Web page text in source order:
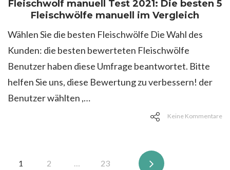
Fleischwolf manuell Test 2021: Die besten 5
Fleischwölfe manuell im Vergleich
Wählen Sie die besten Fleischwölfe Die Wahl des
Kunden: die besten bewerteten Fleischwölfe
Benutzer haben diese Umfrage beantwortet. Bitte
helfen Sie uns, diese Bewertung zu verbessern! der
Benutzer wählten ,…
Keine Kommentare
Seitennummerierung
1 2 … 23